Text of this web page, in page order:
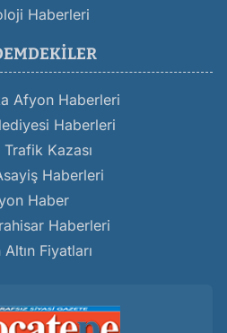
Haberleri
Afyon Haberleri
Haberleri
Kazası
Haberleri
Haber
Haberleri
Fiyatları